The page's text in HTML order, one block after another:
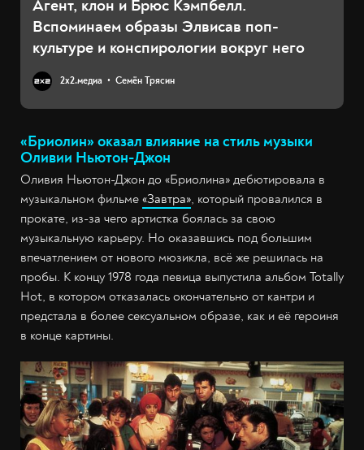
Агент, клон и Брюс Кэмпбелл.
Вспоминаем образы Элвисав поп-
культуре и конспирологии вокруг него
2х2.медиа Семён Трясин
«Бриолин» оказал влияние на стиль музыки
Оливии Ньютон-Джон
Оливия Ньютон-Джон до «Бриолина» дебютировала в
музыкальном фильме «Завтра», который провалился в
прокате, из-за чего артистка боялась за свою
музыкальную карьеру. Но оказавшись под большим
впечатлением от нового мюзикла, всё же решилась на
пробы. К концу 1978 года певица выпустила альбом Totally
Hot, в котором отказалась окончательно от кантри и
предстала в более сексуальном образе, как и её героиня
в конце картины.